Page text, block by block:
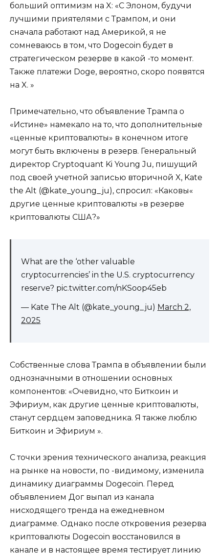
больший оптимизм на X: «С Элоном, будучи
лучшими приятелями с Трампом, и они
сначала работают над Америкой, я не
сомневаюсь в том, что Dogecoin будет в
стратегическом резерве в какой -то момент.
Также платежи Doge, вероятно, скоро появятся
на X. »
Примечательно, что объявление Трампа о
«Истине» намекало на то, что дополнительные
«ценные криптовалюты» в конечном итоге
могут быть включены в резерв. Генеральный
директор Cryptoquant Ki Young Ju, пишущий
под своей учетной записью вторичной X, Kate
the Alt (@kate_young_ju), спросил: «Каковы«
другие ценные криптовалюты »в резерве
криптовалюты США?»
What are the ‘other valuable
cryptocurrencies’ in the U.S. cryptocurrency
reserve? pic.twitter.com/nKSoop45eb
— Kate The Alt (@kate_young_ju) March 2,
2025
Собственные слова Трампа в объявлении были
однозначными в отношении основных
компонентов: «Очевидно, что Биткоин и
Эфириум, как другие ценные криптовалюты,
станут сердцем заповедника. Я также люблю
Биткоин и Эфириум ».
С точки зрения технического анализа, реакция
на рынке на новости, по -видимому, изменила
динамику диаграммы Dogecoin. Перед
объявлением Дог выпал из канала
нисходящего тренда на ежедневном
диаграмме. Однако после откровения резерва
криптовалюты Dogecoin восстановился в
канале и в настоящее время тестирует линию